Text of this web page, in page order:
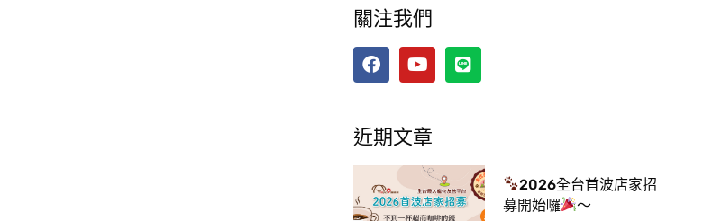
關注我們
近期文章
2026全台首波店家招
募開始囉
～